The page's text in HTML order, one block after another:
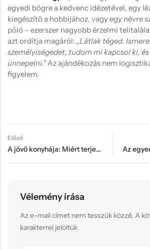
egyedi bögre a kedvenc idézetével, egy
kiegészítő a hobbijához, vagy egy névre
póló – ezerszer nagyobb érzelmi
azt ordítja magáról: „Látlak téged.
személyiségedet, tudom mi kapcsol ki,
ünnepelni.”Az ajándékozás nem
figyelem.
Előző
A jövő konyhája: Miért terjednek a 3D nyomtatott egyedi tárolórendszerek?
Vélemény írása
Az e-mail címet nem tesszük közzé. A
karakterrel jelöltük